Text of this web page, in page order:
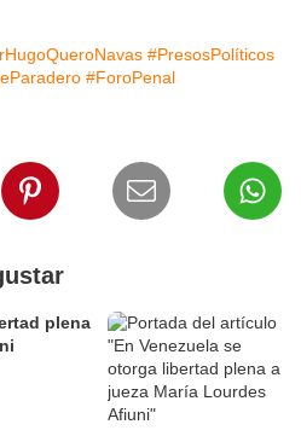
#PresosPolíticos
#ForoPenal
plena